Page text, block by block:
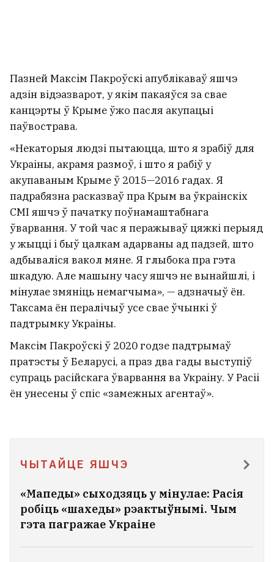
Пазней Максім Пакроўскі апублікаваў яшчэ
адзін відэазварот, у якім пакаяўся за свае
канцэрты ў Крыме ўжо пасля акупацыі
паўвострава.
«Некаторыя людзі пытаюцца, што я зрабіў для
Украіны, акрамя размоў, ​​і што я рабіў у
акупаваным Крыме ў 2015—2016 гадах. Я
падрабязна расказваў пра Крым ва ўкраінскіх
СМІ яшчэ ў пачатку поўнамаштабнага
ўварвання. У той час я перажываў цяжкі перыяд
у жыцці і быў цалкам адарваны ад падзей, што
адбываліся вакол мяне. Я глыбока пра гэта
шкадую. Але машыну часу яшчэ не вынайшлі, і
мінулае змяніць немагчыма», — адзначыў ён.
Таксама ён пералічыў усе свае ўчынкі ў
падтрымку Украіны.
Максім Пакроўскі ў 2020 годзе падтрымаў
пратэсты ў Беларусі, а праз два гады выступіў
супраць расійскага ўварвання ва Украіну. У Расіі
ён унесены ў спіс «замежных агентаў».
ЧЫТАЙЦЕ ЯШЧЭ
«Мапеды» сыходзяць у мінулае: Расія
робіць «шахеды» рэактыўнымі. Чым
гэта пагражае Украіне